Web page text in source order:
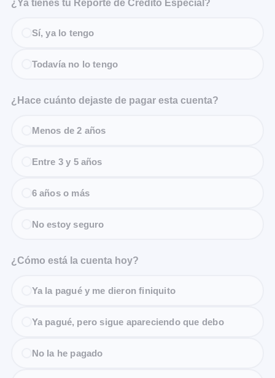
¿Ya tienes tu Reporte de Crédito Especial?
Sí, ya lo tengo
Todavía no lo tengo
¿Hace cuánto dejaste de pagar esta cuenta?
Menos de 2 años
Entre 3 y 5 años
6 años o más
No estoy seguro
¿Cómo está la cuenta hoy?
Ya la pagué y me dieron finiquito
Ya pagué, pero sigue apareciendo que debo
No la he pagado